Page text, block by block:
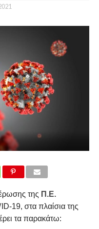
της Π.Ε.
19, στα πλαίσια της
τα παρακάτω: